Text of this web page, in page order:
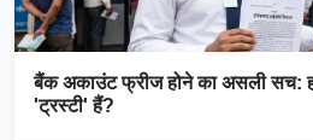
बैंक अकाउंट फ्रीज होने का असली सच:
'ट्रस्टी' हैं?